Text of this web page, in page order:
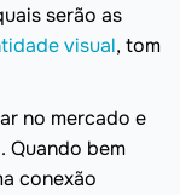
serão as
visual, tom
no mercado e
Quando bem
conexão